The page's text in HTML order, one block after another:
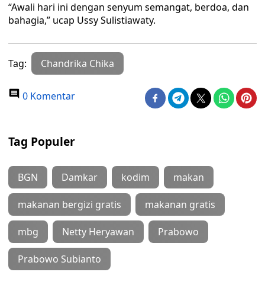
“Awali hari ini dengan senyum semangat, berdoa, dan
bahagia,” ucap Ussy Sulistiawaty.
Tag: Chandrika Chika
0 Komentar
Tag Populer
BGN Damkar kodim makan
makanan bergizi gratis makanan gratis
mbg Netty Heryawan Prabowo
Prabowo Subianto